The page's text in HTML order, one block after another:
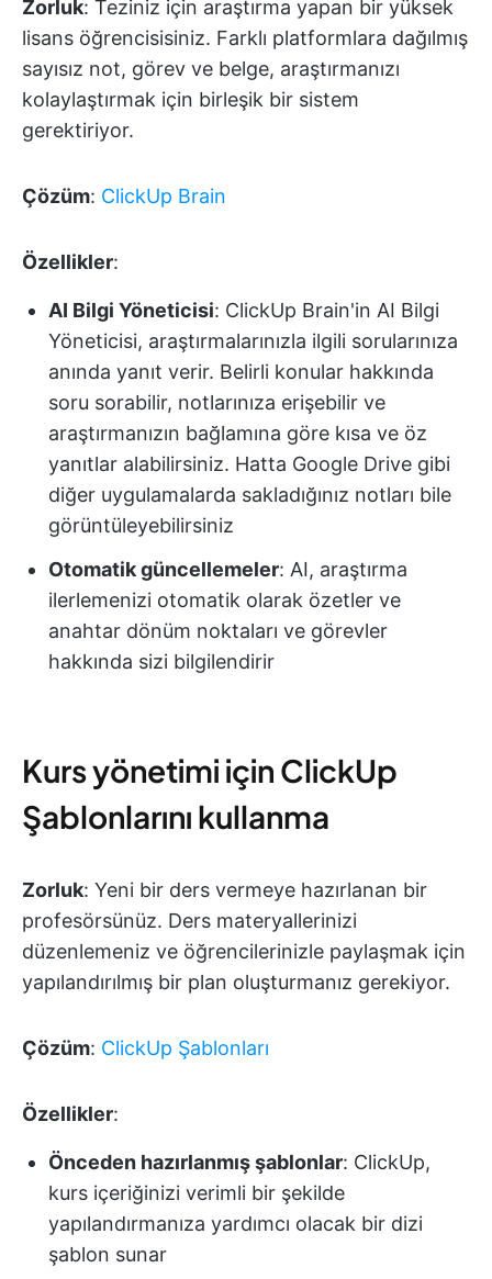
Zorluk: Teziniz için araştırma yapan bir yüksek
lisans öğrencisisiniz. Farklı platformlara dağılmış
sayısız not, görev ve belge, araştırmanızı
kolaylaştırmak için birleşik bir sistem
gerektiriyor.
Çözüm: ClickUp Brain
Özellikler:
AI Bilgi Yöneticisi: ClickUp Brain'in AI Bilgi
Yöneticisi, araştırmalarınızla ilgili sorularınıza
anında yanıt verir. Belirli konular hakkında
soru sorabilir, notlarınıza erişebilir ve
araştırmanızın bağlamına göre kısa ve öz
yanıtlar alabilirsiniz. Hatta Google Drive gibi
diğer uygulamalarda sakladığınız notları bile
görüntüleyebilirsiniz
Otomatik güncellemeler: AI, araştırma
ilerlemenizi otomatik olarak özetler ve
anahtar dönüm noktaları ve görevler
hakkında sizi bilgilendirir
Kurs yönetimi için ClickUp
Şablonlarını kullanma
Zorluk: Yeni bir ders vermeye hazırlanan bir
profesörsünüz. Ders materyallerinizi
düzenlemeniz ve öğrencilerinizle paylaşmak için
yapılandırılmış bir plan oluşturmanız gerekiyor.
Çözüm: ClickUp Şablonları
Özellikler:
Önceden hazırlanmış şablonlar: ClickUp,
kurs içeriğinizi verimli bir şekilde
yapılandırmanıza yardımcı olacak bir dizi
şablon sunar